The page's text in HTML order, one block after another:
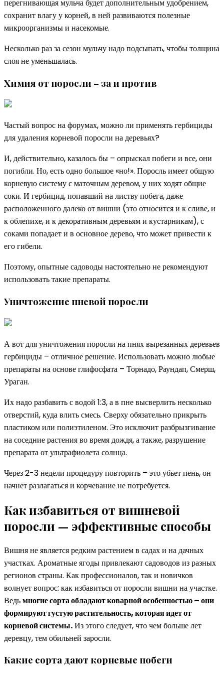
перегнивающая мульча будет дополнительным удобрением,
сохранит влагу у корней, в ней развиваются полезные
микроорганизмы и насекомые.
Несколько раз за сезон мульчу надо подсыпать, чтобы толщина
слоя не уменьшалась.
Химия от поросли – за и против
Частый вопрос на форумах, можно ли применять гербициды
для удаления корневой поросли на деревьях?
И, действительно, казалось бы – опрыскал побеги и все, они
погибли. Но, есть одно большое «но!». Поросль имеет общую
корневую систему с маточным деревом, у них ходят общие
соки. И гербицид, попавший на листву побега, даже
расположенного далеко от вишни (это относится и к сливе, и
к облепихе, и к декоративным деревьям и кустарникам), с
соками попадает и в основное дерево, что может привести к
его гибели.
Поэтому, опытные садоводы настоятельно не рекомендуют
использовать такие препараты.
Уничтожение пневой поросли
А вот для уничтожения поросли на пнях вырезанных деревьев
гербициды – отличное решение. Использовать можно любые
препараты на основе глифосфата – Торнадо, Раундап, Смерш,
Ураган.
Их надо разбавить с водой 1:3, а в пне высверлить несколько
отверстий, куда влить смесь. Сверху обязательно прикрыть
пластиком или полиэтиленом. Это исключит разбрызгивание
на соседние растения во время дождя, а также, разрушение
препарата от ультрафиолета солнца.
Через 2-3 недели процедуру повторить – это убьет пень, он
начнет разлагаться и корчевание не потребуется.
Как избавиться от вишневой
поросли — эффективные способы
Вишня не является редким растением в садах и на дачных
участках. Ароматные ягоды привлекают садоводов из разных
регионов страны. Как профессионалов, так и новичков
волнует вопрос: как избавиться от поросли вишни на участке.
Ведьмногие сорта обладают коварной особенностью – они
формируют густую растительность, которая идет от
корневой системы.Из этого следует, что чем больше лет
деревцу, тем обильней заросли.
Какие сорта дают корневые побеги